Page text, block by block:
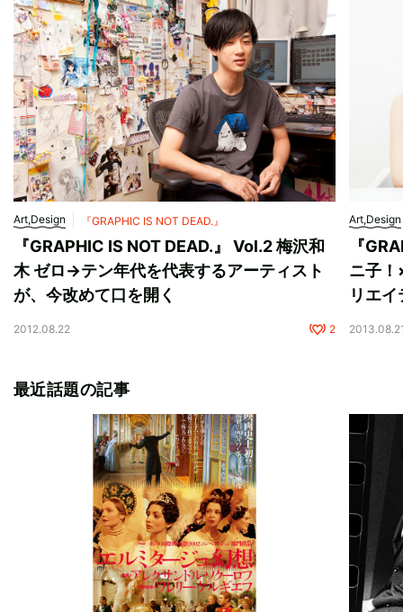
Art,Design 『GRAPHIC IS NOT DEAD.』
『GRAPHIC IS NOT DEAD.』 Vol.2 梅沢和
木 ゼロ→テン年代を代表するアーティスト
が、今改めて口を開く
2012.08.22 2
Art,Design
『
ニ子！
リエ
最近話題の記事